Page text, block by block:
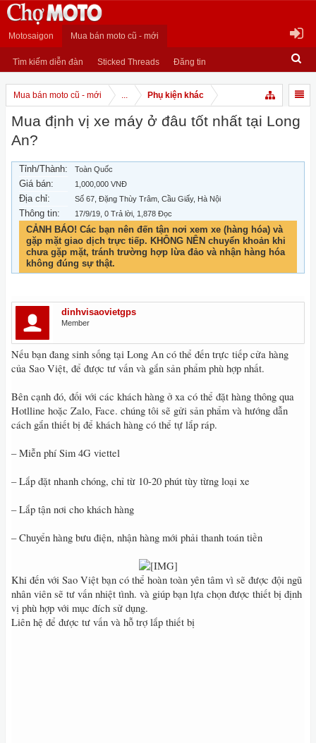
Motosaigon Mua bán moto cũ - mới
Tìm kiếm diễn đàn Sticked Threads Đăng tin
Mua bán moto cũ - mới ... Phụ kiện khác
Mua định vị xe máy ở đâu tốt nhất tại Long
An?
Tỉnh/Thành: Toàn Quốc
Giá bán: 1,000,000 VNĐ
Địa chỉ: Số 67, Đặng Thùy Trâm, Cầu Giấy, Hà Nội
Thông tin: 17/9/19 , 0 Trả lời, 1,878 Đọc
CẢNH BÁO! Các bạn nên đến tận nơi xem xe (hàng hóa) và
gặp mặt giao dịch trực tiếp. KHÔNG NÊN chuyển khoản khi
chưa gặp mặt, tránh trường hợp lừa đảo và nhận hàng hóa
không đúng sự thật.
dinhvisaovietgps
Member
Nếu bạn đang sinh sống tại Long An có thể đến trực tiếp cửa hàng
của Sao Việt, để được tư vấn và gắn sản phẩm phù hợp nhất.
Bên cạnh đó, đối với các khách hàng ở xa có thể đặt hàng thông qua
Hotlline hoặc Zalo, Face. chúng tôi sẽ gửi sản phẩm và hướng dẫn
cách gắn thiết bị để khách hàng có thể tự lắp ráp.
– Miễn phí Sim 4G viettel
– Lắp đặt nhanh chóng, chỉ từ 10-20 phút tùy từng loại xe
– Lắp tận nơi cho khách hàng
– Chuyển hàng bưu điện, nhận hàng mới phải thanh toán tiền
Khi đến với Sao Việt bạn có thể hoàn toàn yên tâm vì sẽ được đội ngũ
nhân viên sẽ tư vấn nhiệt tình. và giúp bạn lựa chọn được thiết bị định
vị phù hợp với mục đích sử dụng.
Liên hệ để được tư vấn và hỗ trợ lắp thiết bị